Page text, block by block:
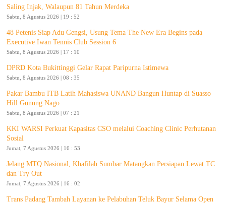
Saling Injak, Walaupun 81 Tahun Merdeka
Sabtu, 8 Agustus 2026 | 19 : 52
48 Petenis Siap Adu Gengsi, Usung Tema The New Era Begins pada
Executive Iwan Tennis Club Session 6
Sabtu, 8 Agustus 2026 | 17 : 10
DPRD Kota Bukittinggi Gelar Rapat Paripurna Istimewa
Sabtu, 8 Agustus 2026 | 08 : 35
Pakar Bambu ITB Latih Mahasiswa UNAND Bangun Huntap di Suasso
Hill Gunung Nago
Sabtu, 8 Agustus 2026 | 07 : 21
KKI WARSI Perkuat Kapasitas CSO melalui Coaching Clinic Perhutanan
Sosial
Jumat, 7 Agustus 2026 | 16 : 53
Jelang MTQ Nasional, Khafilah Sumbar Matangkan Persiapan Lewat TC
dan Try Out
Jumat, 7 Agustus 2026 | 16 : 02
Trans Padang Tambah Layanan ke Pelabuhan Teluk Bayur Selama Open